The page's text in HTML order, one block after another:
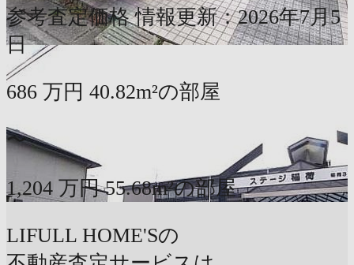
参考査定価格 情報更新：2026年7月5
日
686 万円 40.82m²の部屋
〜
1,204 万円 55.68m²の部屋
LIFULL HOME'Sの